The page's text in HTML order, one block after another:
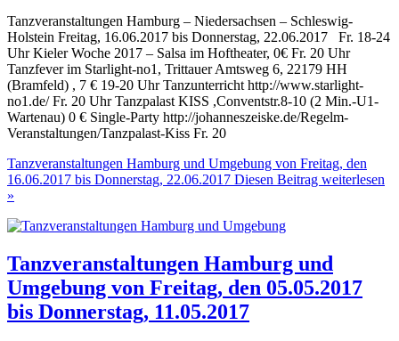
Tanzveranstaltungen Hamburg – Niedersachsen – Schleswig-
Holstein Freitag, 16.06.2017 bis Donnerstag, 22.06.2017 Fr. 18-24
Uhr Kieler Woche 2017 – Salsa im Hoftheater, 0€ Fr. 20 Uhr
Tanzfever im Starlight-no1, Trittauer Amtsweg 6, 22179 HH
(Bramfeld) , 7 € 19-20 Uhr Tanzunterricht http://www.starlight-
no1.de/ Fr. 20 Uhr Tanzpalast KISS ,Conventstr.8-10 (2 Min.-U1-
Wartenau) 0 € Single-Party http://johanneszeiske.de/Regelm-
Veranstaltungen/Tanzpalast-Kiss Fr. 20
Tanzveranstaltungen Hamburg und Umgebung von Freitag, den
16.06.2017 bis Donnerstag, 22.06.2017 Diesen Beitrag weiterlesen
»
Tanzveranstaltungen Hamburg und
Umgebung von Freitag, den 05.05.2017
bis Donnerstag, 11.05.2017